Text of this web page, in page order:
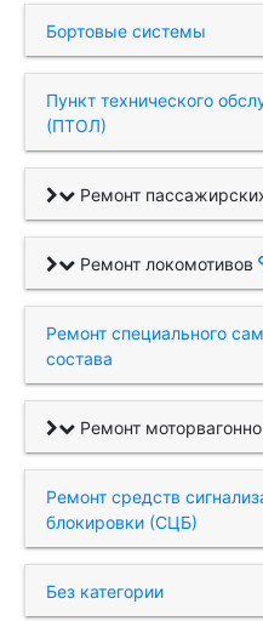
Бортовые системы
Пункт технического
(ПТОЛ)
Ремонт
Ремонт локомотивов
Ремонт специального
состава
Ремонт
Ремонт средств
блокировки (СЦБ)
Без категории